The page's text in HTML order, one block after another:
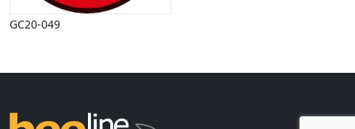
Mad, drikke
Mærkedage
Nytår
GC20-049